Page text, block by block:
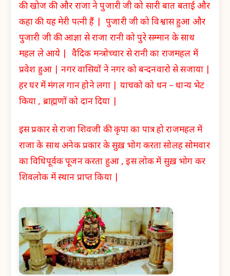
की खोज की और राजा ने पुजारी जी को सारी बात बताई और
कहा की यह मेरी पत्नी हैं | पुजारी जी को विश्वास हुआ और
पुजारी जी की आज्ञा से राजा रानी को पुरे सम्मान के साथ
महल ले आये | वैदिक मन्त्रोच्चार से रानी का राजमहल में
प्रवेश हुआ | नगर वासियों ने नगर को बन्दनवारो से सजाया |
हर घर में मंगल गान होने लगा | याचको को धन – धान्य भेट
किया , ब्राह्मणों को दान दिया |
इस प्रकार से राजा शिवजी की कृपा का पात्र हो राजमहल में
राजा के साथ अनेक प्रकार के सुख़ भोग करता सोलह सोमवार
का विधिपूर्वक पूजन करता हुआ , इस लोक में सुख़ भोग कर
शिवलोक में स्थान प्राप्त किया |